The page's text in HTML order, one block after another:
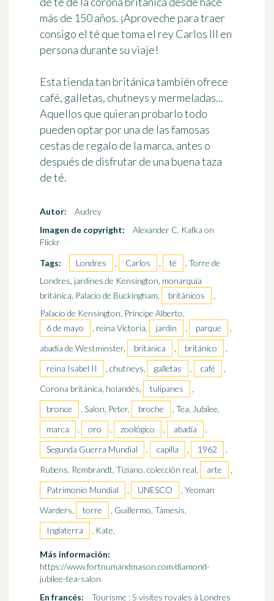
más de 150 años. ¡Aproveche para traer
consigo el té que toma el rey Carlos III en
persona durante su viaje!
Esta tienda tan británica también ofrece
café, galletas, chutneys y mermeladas...
Aquellos que quieran probarlo todo
pueden optar por una de lasfamosas
cestas de regalo de la marca, antes o
después de disfrutar de una buena taza
de té.
Autor:
Audrey
Imagen de copyright:
Alexander C. Kafka on
Flickr
Tags:
Londres , Carlos , té
, Torre de
Londres, jardines de Kensington, monarquía
británica, Palacio de Buckingham,
británicos
,
Palacio de Kensington, Príncipe Alberto,
6 de mayo
, reina Victoria, jardín , parque
,
abadía de Westminster,
británica , británico
,
reina Isabel II
, chutneys, galletas , café
,
Corona británica, holandés,
tulipanes
,
bronce
, Salon, Peter, broche
, Tea, Jubilee,
marca
, oro , zoológico , abadía
,
Segunda Guerra Mundial
, capilla , 1962
,
Rubens, Rembrandt, Tiziano, colección real,
arte
,
Patrimonio Mundial
, UNESCO
, Yeoman
Warders,
torre
, Guillermo, Támesis,
Inglaterra
, Kate,
Más información:
https://www.fortnumandmason.com/diamond-
jubilee-tea-salon
En francés:
Tourisme : 5 visites royales à Londres